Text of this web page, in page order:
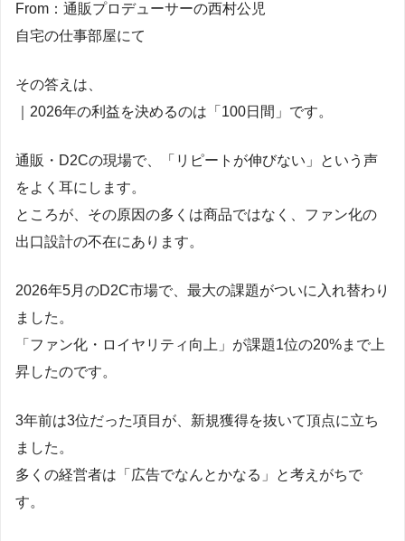
From：通販プロデューサーの西村公児
自宅の仕事部屋にて
その答えは、
｜2026年の利益を決めるのは「100日間」です。
通販・D2Cの現場で、「リピートが伸びない」という声
をよく耳にします。
ところが、その原因の多くは商品ではなく、ファン化の
出口設計の不在にあります。
2026年5月のD2C市場で、最大の課題がついに入れ替わり
ました。
「ファン化・ロイヤリティ向上」が課題1位の20%まで上
昇したのです。
3年前は3位だった項目が、新規獲得を抜いて頂点に立ち
ました。
多くの経営者は「広告でなんとかなる」と考えがちで
す。